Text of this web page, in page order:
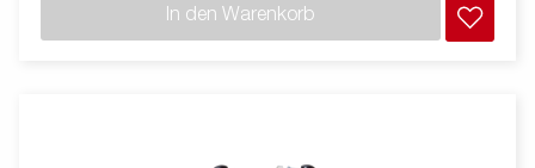
In den Warenkorb